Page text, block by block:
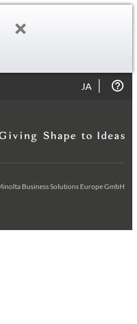
JA
Business Solutions Europe GmbH